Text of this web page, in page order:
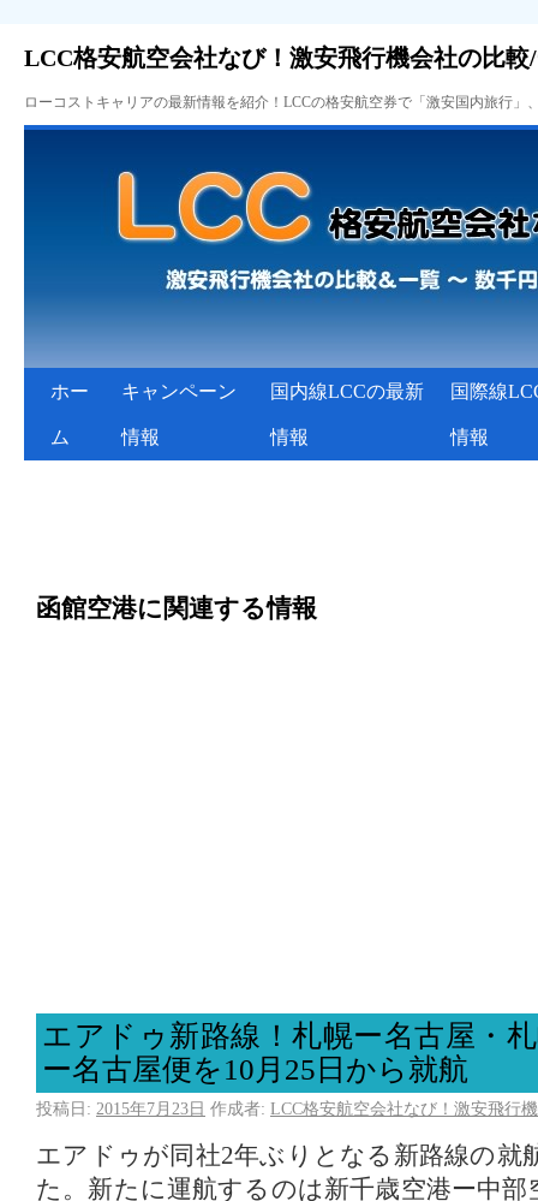
LCC格安航空会社なび！激安飛行機会社の比較
ローコストキャリアの最新情報を紹介！LCCの格安航空券で「激安国内旅行
ホー
ム
キャンペーン
情報
国内線LCCの最新
情報
国際線
情報
函館空港に関連する情報
エアドゥ新路線！札幌ー名古屋・
ー名古屋便を10月25日から就航
投稿日: 2015年7月23日 作成者: LCC格安航空会社なび！激安飛行
エアドゥが同社2年ぶりとなる新路線の就
た。新たに運航するのは新千歳空港ー中部